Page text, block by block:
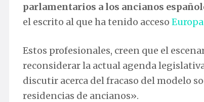
parlamentarios a los ancianos
el escrito al que ha tenido acceso
Estos profesionales, creen que el
reconsiderar la actual agenda
discutir acerca del fracaso del modelo
residencias de ancianos».